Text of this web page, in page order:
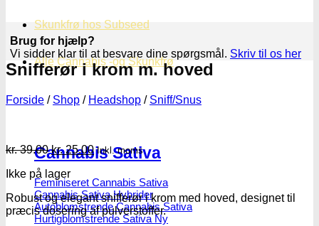
Skunkfrø hos Subseed
Alle Cannabis -og Skunkfrø
Cannabis Sativa
Feminiseret Cannabis Sativa
Cannabis Sativa Hybrider
Autoblomstrende Cannabis Sativa
Hurtigblomstrende Sativa
Brug for hjælp?
Vi sidder klar til at besvare dine spørgsmål. Skriv til os her
Snifferør i krom m. hoved
Forside / Shop / Headshop / Sniff/Snus
kr.39.00Den
oprindelige
pris
var:
kr. 39.00.
kr.25.00Den
aktuelle
er:
kr. 25.00.
Inkl. moms
Ikke på lager
Robust og elegant snifferør i krom med hoved, designet til
præcis dosering af pulverstoffer.